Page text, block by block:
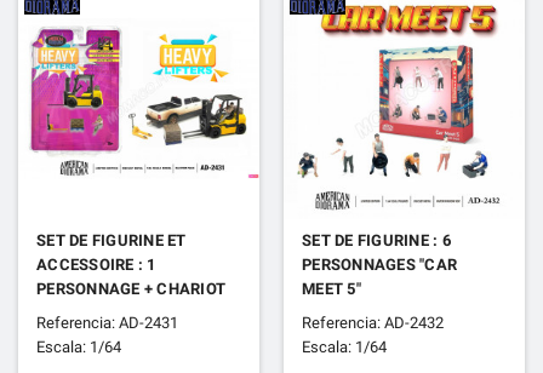
SET DE FIGURINE ET
ACCESSOIRE : 1
PERSONNAGE + CHARIOT
ELEVATEUR "HEAVY
LIFTERS"
Referencia: AD-2431
Escala: 1/64
SET DE FIGURINE : 6
PERSONNAGES "CAR
MEET 5"
Referencia: AD-2432
Escala: 1/64